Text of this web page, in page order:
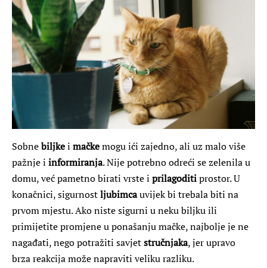
Sobnebiljkei mačkemogu ići zajedno, ali uz malo više
pažnje i informiranja. Nije potrebno odreći se zelenila u
domu, već pametno birati vrste i prilagoditiprostor. U
konačnici, sigurnostljubimcauvijek bi trebala biti na
prvom mjestu. Ako niste sigurni u neku biljku ili
primijetite promjene u ponašanju mačke, najbolje je ne
nagađati, nego potražiti savjetstručnjaka, jer upravo
brza reakcija može napraviti veliku razliku.